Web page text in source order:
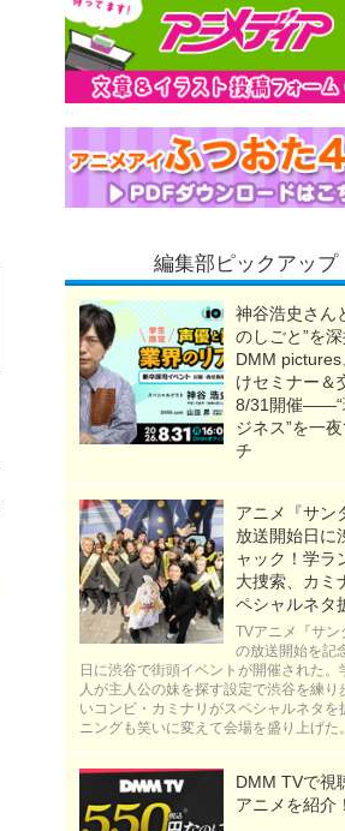
編集部ピックアップ
神谷浩史さん
のしごと”を深
DMM pictures
けセミナー＆
8/31開催――“
ジネス”を一
チ
アニメ『サン
放送開始日に
ャック！学ラ
大捜索、カミ
ペシャルネタ
TVアニメ『サン
の放送開始を記
日に渋谷で街頭イベントが開催された。
人が主人公の妹を探す設定で渋谷を練り
いコンビ・カミナリがスペシャルネタを
ニングも笑いに変えて会場を盛り上げた。
DMM TVで視
アニメを紹介！